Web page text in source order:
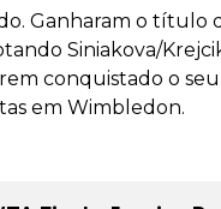
Ganharam o título
Siniakova/
conquistado o
em Wimbledon.